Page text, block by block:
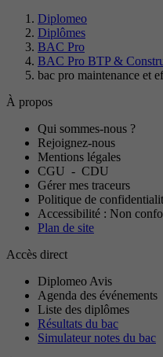
Diplomeo
Diplômes
BAC Pro
BAC Pro BTP &
bac pro maintenance et
À propos
Qui sommes-nous ?
Rejoignez-nous
Mentions légales
CGU - CDU
Gérer mes traceurs
Politique de
Accessibilité : Non
Plan de site
Accès direct
Diplomeo Avis
Agenda des événements
Liste des diplômes
Résultats du bac
Simulateur notes du bac